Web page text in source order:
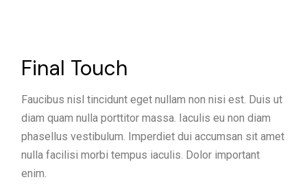
Final Touch
Faucibus nisl tincidunt eget nullam non nisi est. Duis ut
diam quam nulla porttitor massa. Iaculis eu non diam
phasellus vestibulum. Imperdiet dui accumsan sit amet
nulla facilisi morbi tempus iaculis. Dolor important
enim.